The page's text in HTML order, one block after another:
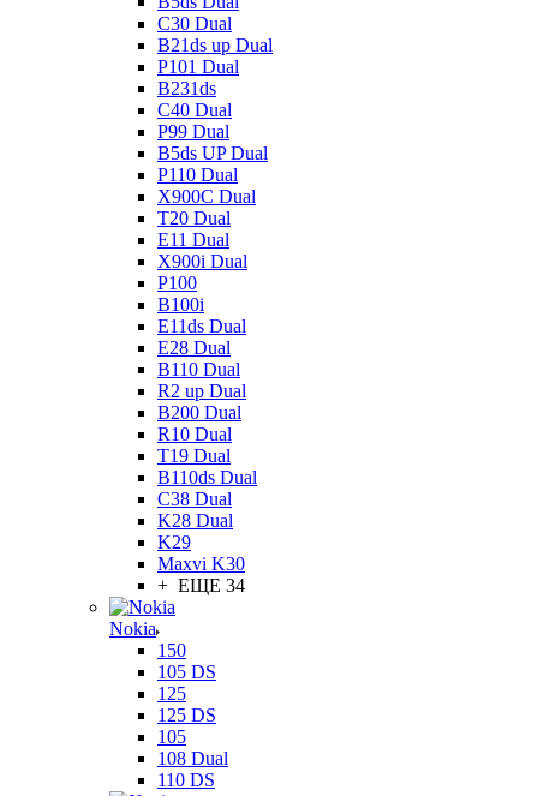
C30 Dual
B21ds up Dual
P101 Dual
B231ds
C40 Dual
P99 Dual
B5ds UP Dual
P110 Dual
X900C Dual
T20 Dual
E11 Dual
X900i Dual
P100
B100i
E11ds Dual
E28 Dual
B110 Dual
R2 up Dual
B200 Dual
R10 Dual
T19 Dual
B110ds Dual
C38 Dual
K28 Dual
K29
Maxvi K30
+ ЕЩЕ 34
Nokia
150
105 DS
125
125 DS
105
108 Dual
110 DS